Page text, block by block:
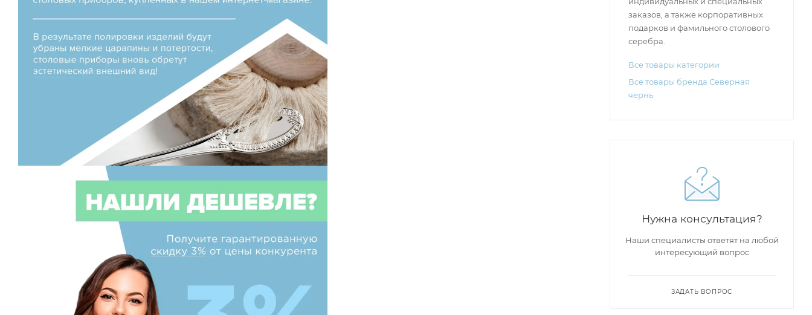
заказов, а также корпоративных
подарков и фамильного столового
серебра.
Все товары категории
Все товары бренда Северная
чернь
Нужна консультация?
Наши специалисты ответят на любой
интересующий вопрос
ЗАДАТЬ ВОПРОС